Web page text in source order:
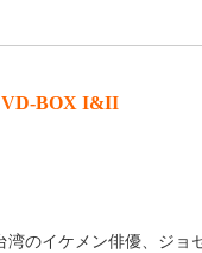
BOX I&II
湾のイケメン俳優、ジ